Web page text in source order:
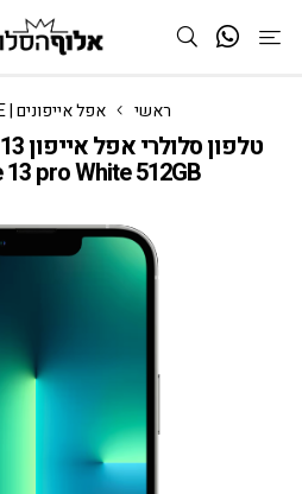
ראשי אפל אייפונים | Apple iPHONE
pro White 512GB